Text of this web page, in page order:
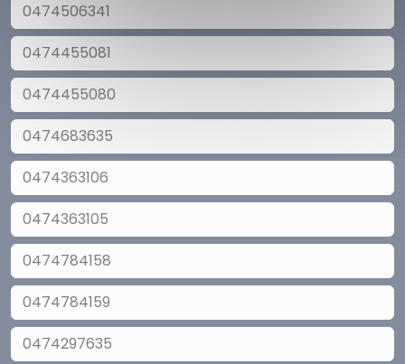
0474506341
0474455081
0474455080
0474683635
0474363106
0474363105
0474784158
0474784159
0474297635